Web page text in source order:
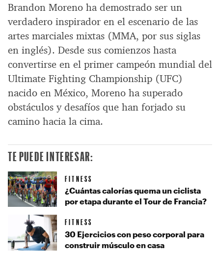
Brandon Moreno ha demostrado ser un
verdadero inspirador en el escenario de las
artes marciales mixtas (MMA, por sus siglas
en inglés). Desde sus comienzos hasta
convertirse en el primer campeón mundial del
Ultimate Fighting Championship (UFC)
nacido en México, Moreno ha superado
obstáculos y desafíos que han forjado su
camino hacia la cima.
TE PUEDE INTERESAR:
FITNESS
¿Cuántas calorías quema un ciclista
por etapa durante el Tour de Francia?
FITNESS
30 Ejercicios con peso corporal para
construir músculo en casa